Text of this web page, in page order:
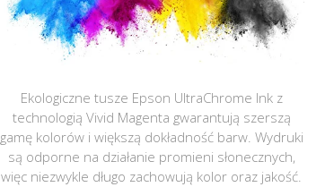
Ekologiczne tusze Epson UltraChrome Ink z
technologią Vivid Magenta gwarantują szerszą
gamę kolorów i większą dokładność barw. Wydruki
są odporne na działanie promieni słonecznych,
więc niezwykle długo zachowują kolor oraz jakość.